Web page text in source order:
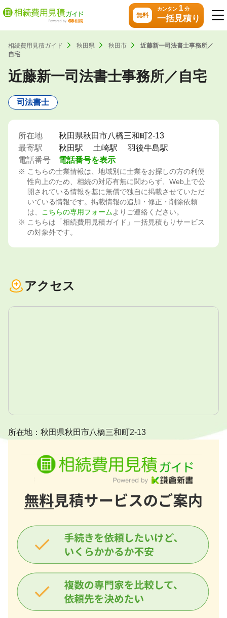
無料
カンタン 1分
一括見積り
相続費用見積ガイド 秋田県 秋田市
近藤新一司法書士事務所／
自宅
近藤新一司法書士事務所／自宅
司法書士
所在地
秋田県秋田市八橋三和町2-13
最寄駅
秋田駅 土崎駅
羽後牛島駅
電話番号
電話番号を表示
こちらの士業情報は、地域別に士業をお探しの方の利便
性向上のため、相続の対応有無に関わらず、Web上で公
開されている情報を基に無償で独自に掲載させていただ
いている情報です。掲載情報の追加・修正・削除依頼
は、
こちらの専用フォームよりご連絡ください。
こちらは「相続費用見積ガイド」一括見積もりサービス
の対象外です。
アクセス
所在地：秋田県秋田市八橋三和町2-13